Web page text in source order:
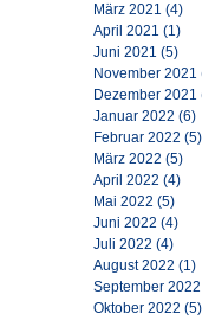
März 2021 (4)
April 2021 (1)
Juni 2021 (5)
November 2021
Dezember 2021
Januar 2022 (6)
Februar 2022 (5)
März 2022 (5)
April 2022 (4)
Mai 2022 (5)
Juni 2022 (4)
Juli 2022 (4)
August 2022 (1)
September 2022
Oktober 2022 (5)